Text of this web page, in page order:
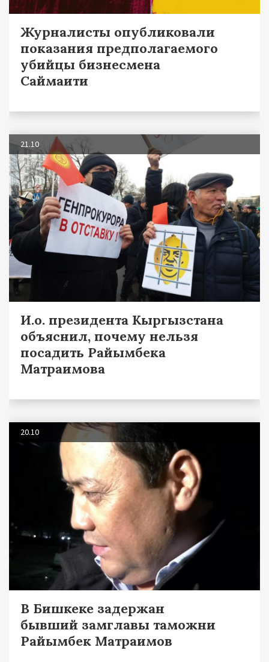
Журналисты опубликовали
показания предполагаемого
убийцы бизнесмена
Саймаити
21.10
И.о. президента Кыргызстана
объяснил, почему нельзя
посадить Райымбека
Матраимова
20.10
В Бишкеке задержан
бывший замглавы таможни
Райымбек Матраимов